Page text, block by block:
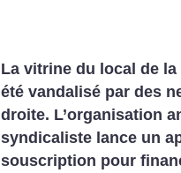
La vitrine du local de la
été vandalisé par des
droite. L’organisation
syndicaliste lance un
souscription pour